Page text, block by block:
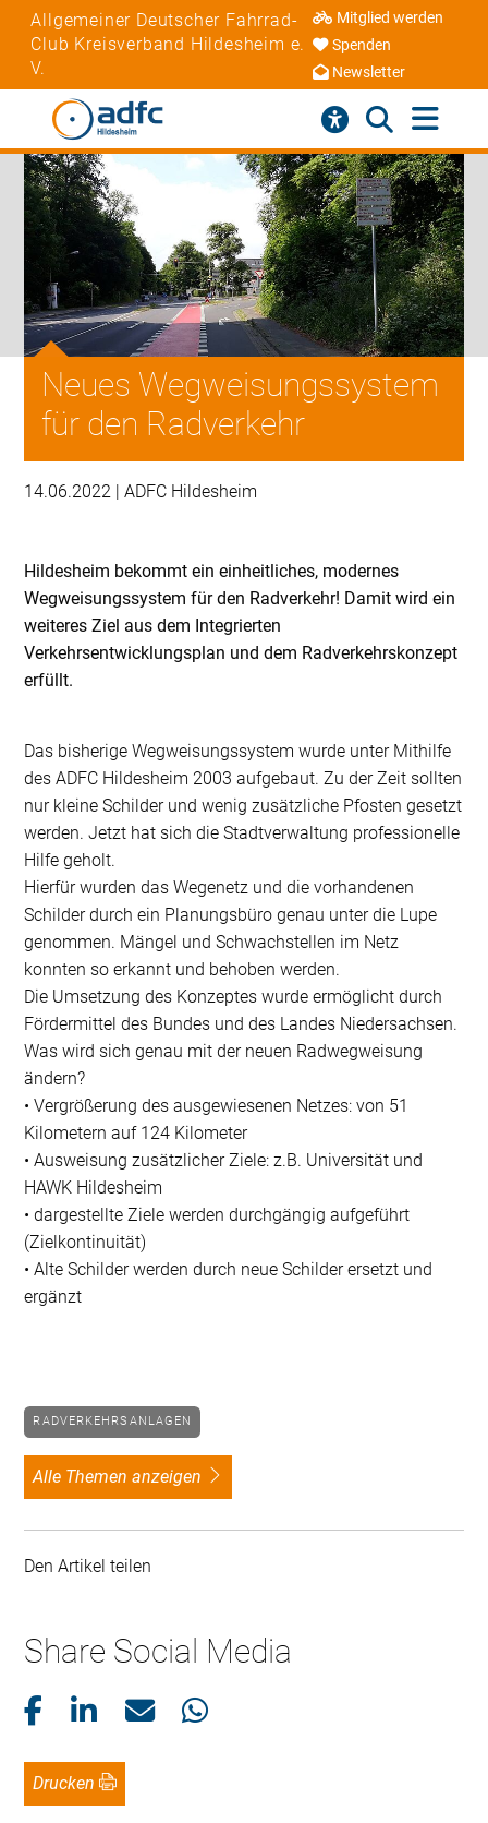
Allgemeiner Deutscher Fahrrad-
Club Kreisverband Hildesheim e.
V.
Mitglied werden
Spenden
Newsletter
Neues Wegweisungssystem
für den Radverkehr
14.06.2022 | ADFC Hildesheim
Hildesheim bekommt ein einheitliches, modernes
Wegweisungssystem für den Radverkehr! Damit wird ein
weiteres Ziel aus dem Integrierten
Verkehrsentwicklungsplan und dem Radverkehrskonzept
erfüllt.
Das bisherige Wegweisungssystem wurde unter Mithilfe
des ADFC Hildesheim 2003 aufgebaut. Zu der Zeit sollten
nur kleine Schilder und wenig zusätzliche Pfosten gesetzt
werden. Jetzt hat sich die Stadtverwaltung professionelle
Hilfe geholt.
Hierfür wurden das Wegenetz und die vorhandenen
Schilder durch ein Planungsbüro genau unter die Lupe
genommen. Mängel und Schwachstellen im Netz
konnten so erkannt und behoben werden.
Die Umsetzung des Konzeptes wurde ermöglicht durch
Fördermittel des Bundes und des Landes Niedersachsen.
Was wird sich genau mit der neuen Radwegweisung
ändern?
• Vergrößerung des ausgewiesenen Netzes: von 51
Kilometern auf 124 Kilometer
• Ausweisung zusätzlicher Ziele: z.B. Universität und
HAWK Hildesheim
• dargestellte Ziele werden durchgängig aufgeführt
(Zielkontinuität)
• Alte Schilder werden durch neue Schilder ersetzt und
ergänzt
RADVERKEHRSANLAGEN
alle Themen anzeigen
Den Artikel teilen
Share Social Media
Drucken